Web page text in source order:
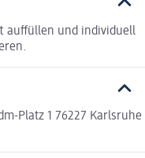
auffüllen und individuell
Platz 1 76227 Karlsruhe